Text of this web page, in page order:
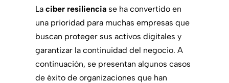
La ciber resilienciase ha convertido en
una prioridad para muchas empresas que
buscan proteger sus activos digitales y
garantizar la continuidad del negocio. A
continuación, se presentan algunos casos
de éxito de organizaciones que han